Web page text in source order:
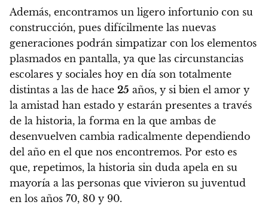
Además, encontramos un ligero infortunio con su
construcción, pues difícilmente las nuevas
generaciones podrán simpatizar con los elementos
plasmados en pantalla, ya que las circunstancias
escolares y sociales hoy en día son totalmente
distintas a las de hace 25 años, y si bien el amor y
la amistad han estado y estarán presentes a través
de la historia, la forma en la que ambas de
desenvuelven cambia radicalmente dependiendo
del año en el que nos encontremos. Por esto es
que, repetimos, la historia sin duda apela en su
mayoría a las personas que vivieron su juventud
en los años 70, 80 y 90.